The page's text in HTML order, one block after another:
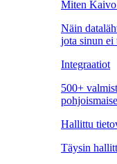
Miten
Näin
jota sinun ei
Integraatiot
500+
Hallittu
Täysin